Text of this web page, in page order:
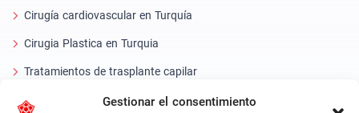
Gestionar el consentimiento
Cirugía cardiovascular en Turquía
Cirugia Plastica en Turquia
Tratamientos de trasplante capilar
Tratamientos Dentales Turquía